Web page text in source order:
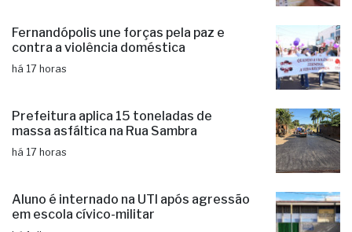
Fernandópolis une forças pela paz e
contra a violência doméstica
há 17 horas
Prefeitura aplica 15 toneladas de
massa asfáltica na Rua Sambra
há 17 horas
Aluno é internado na UTI após agressão
em escola cívico-militar